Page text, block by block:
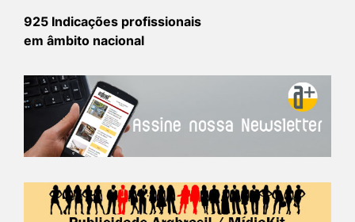
925 Indicações profissionais
em âmbito nacional